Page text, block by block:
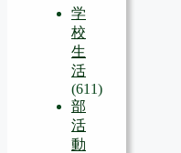
学
校
生
活
(611)
部
活
動